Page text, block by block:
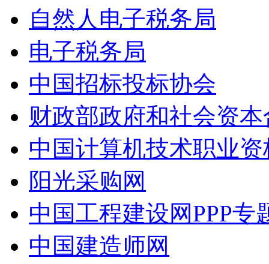
自然人电子税务局
电子税务局
中国招标投标协会
财政部政府和社会资
中国计算机技术职业资
阳光采购网
中国工程建设网PPP专
中国建造师网